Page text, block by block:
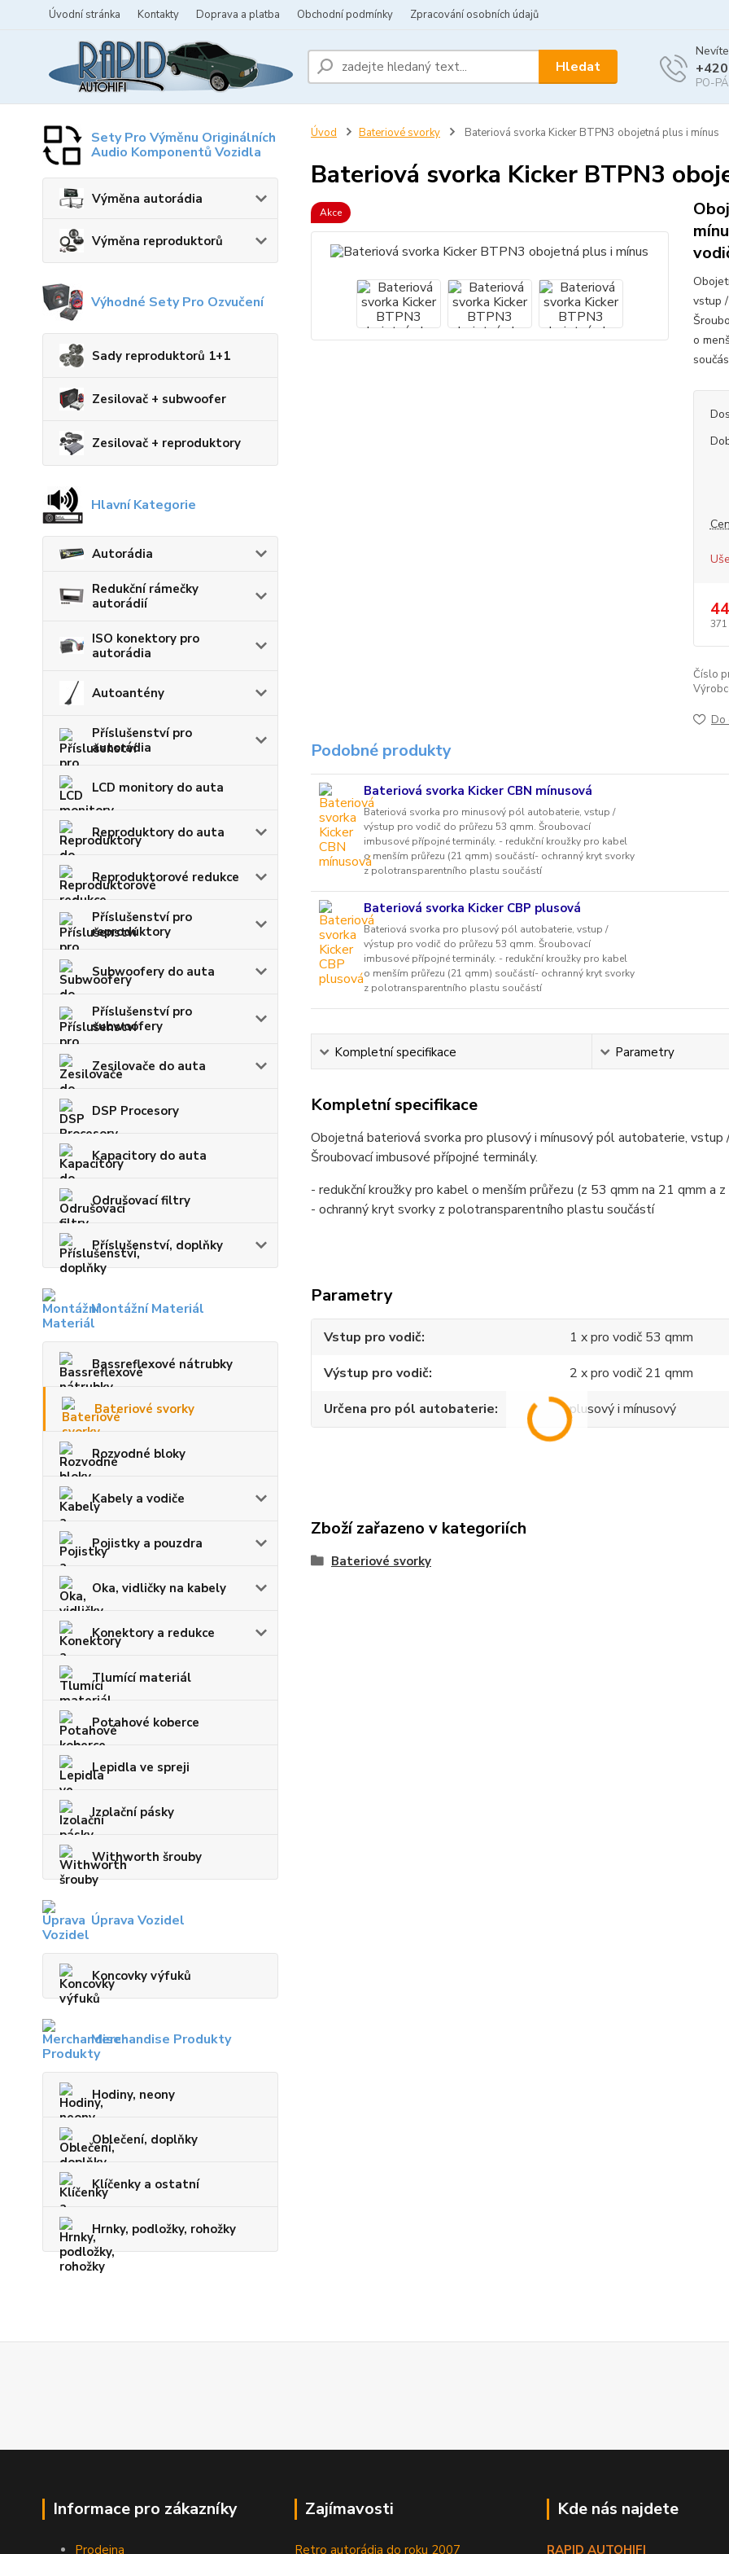
Úvodní stránka Kontakty Doprava a platba Obchodní podmínky Zpracování osobních údajů
Hledat
PO-
Sety Pro Výměnu Originálních
Audio Komponentů Vozidla
Výměna autorádia
Výměna reproduktorů
Výhodné Sety Pro Ozvučení
Sady reproduktorů 1+1
Zesilovač + subwoofer
Zesilovač + reproduktory
Hlavní Kategorie
Autorádia
Redukční rámečky
autorádií
ISO konektory pro
autorádia
Autoantény
Příslušenství pro
autorádia
LCD monitory do auta
Reproduktory do auta
Reproduktorové redukce
Příslušenství pro
reproduktory
Subwoofery do auta
Příslušenství pro
subwoofery
Zesilovače do auta
DSP Procesory
Kapacitory do auta
Odrušovací filtry
Příslušenství, doplňky
Montážní Materiál
Bassreflexové nátrubky
Bateriové svorky
Rozvodné bloky
Kabely a vodiče
Pojistky a pouzdra
Oka, vidličky na kabely
Konektory a redukce
Tlumící materiál
Potahové koberce
Lepidla ve spreji
Izolační pásky
Withworth šrouby
Úprava Vozidel
Koncovky výfuků
Merchandise Produkty
Hodiny, neony
Oblečení, doplňky
Klíčenky a ostatní
Hrnky, podložky, rohožky
Úvod Bateriové svorky Bateriová svorka Kicker BTPN3 obojetná plus i mínus
Bateriová svorka Kicker BTPN3
Akce
vstup
o
371
Číslo
Do
Podobné produkty
Bateriová svorka Kicker CBN mínusová
Bateriová svorka pro minusový pól autobaterie, vstup /
výstup pro vodič do průřezu 53 qmm. Šroubovací
imbusové přípojné terminály. - redukční kroužky pro kabel
o menším průřezu (21 qmm) součástí- ochranný kryt svorky
z polotransparentního plastu součástí
Bateriová svorka Kicker CBP plusová
Bateriová svorka pro plusový pól autobaterie, vstup /
výstup pro vodič do průřezu 53 qmm. Šroubovací
imbusové přípojné terminály. - redukční kroužky pro kabel
o menším průřezu (21 qmm) součástí- ochranný kryt svorky
z polotransparentního plastu součástí
Kompletní specifikace Parametry
Kompletní specifikace
Obojetná bateriová svorka pro plusový i mínusový pól autobaterie,
Šroubovací imbusové přípojné terminály.
- redukční kroužky pro kabel o menším průřezu (z 53 qmm na 21 qmm a
- ochranný kryt svorky z polotransparentního plastu součástí
Parametry
Vstup pro vodič
1 x pro vodič 53 qmm
Výstup pro vodič
2 x pro vodič 21 qmm
Určena pro pól autobaterie
plusový i mínusový
Zboží zařazeno v kategoriích
Bateriové svorky
Informace pro zákazníky
Prodejna
Zajímavosti
Retro autorádia do roku 2007
Kde nás najdete
RAPID AUTOHIFI